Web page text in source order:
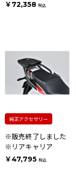
￥72,358 税込
純正アクセサリー
※販売終了しました
※リアキャリア
￥47,795 税込